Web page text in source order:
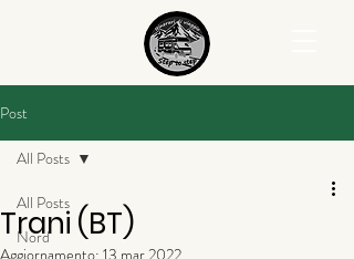
Post
All Posts
Nord
All Posts
Trani (BT)
Aggiornamento: 13 mar 2022